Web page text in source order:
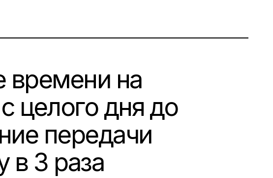
времени на
целого дня до
передачи
в 3 раза